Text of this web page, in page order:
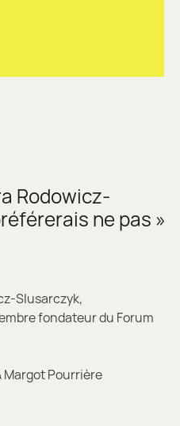
Rodowicz-
ne pas »
Slusarczyk,
fondateur du Forum
Margot Pourrière